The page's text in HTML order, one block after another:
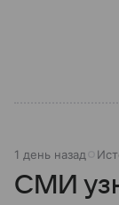
1 день назад
СМИ